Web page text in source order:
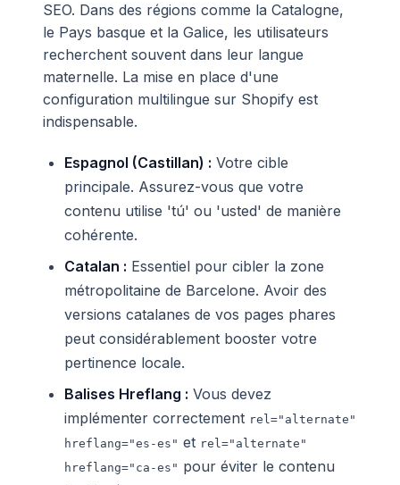
SEO. Dans des régions comme la Catalogne,
le Pays basque et la Galice, les utilisateurs
recherchent souvent dans leur langue
maternelle. La mise en place d'une
configuration multilingue sur Shopify est
indispensable.
Espagnol (Castillan) : Votre cible
principale. Assurez-vous que votre
contenu utilise 'tú' ou 'usted' de manière
cohérente.
Catalan : Essentiel pour cibler la zone
métropolitaine de Barcelone. Avoir des
versions catalanes de vos pages phares
peut considérablement booster votre
pertinence locale.
Balises Hreflang : Vous devez
implémenter correctement rel="alternate"
hreflang="es-es" et rel="alternate"
hreflang="ca-es" pour éviter le contenu